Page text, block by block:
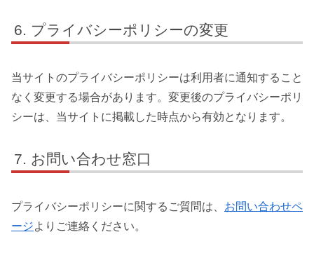
プライバシーポリシーの変更
当サイトのプライバシーポリシーは利用者に通知すること
なく変更する場合があります。変更後のプライバシーポリ
シーは、当サイトに掲載した時点から有効となります。
お問い合わせ窓口
プライバシーポリシーに関するご質問は、 お問い合わせペ
ージよりご連絡ください。